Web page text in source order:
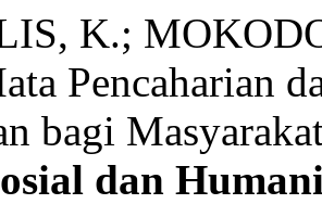
K.;
Pencaharian
bagi
dan